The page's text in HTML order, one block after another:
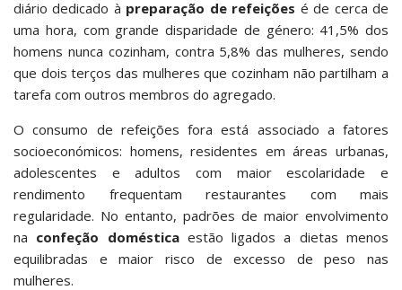
diário dedicado à preparação de refeições é de cerca de
uma hora, com grande disparidade de género: 41,5% dos
homens nunca cozinham, contra 5,8% das mulheres, sendo
que dois terços das mulheres que cozinham não partilham a
tarefa com outros membros do agregado.
O consumo de refeições fora está associado a fatores
socioeconómicos: homens, residentes em áreas urbanas,
adolescentes e adultos com maior escolaridade e
rendimento frequentam restaurantes com mais
regularidade. No entanto, padrões de maior envolvimento
na confeção domésticaestão ligados a dietas menos
equilibradas e maior risco de excesso de peso nas
mulheres.